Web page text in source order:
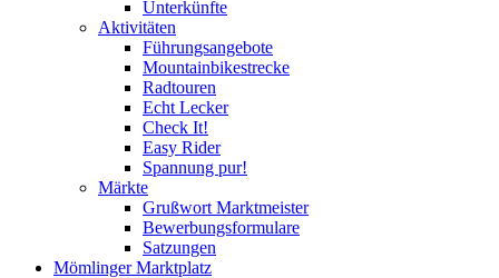
Unterkünfte
Aktivitäten
Führungsangebote
Mountainbikestrecke
Radtouren
Echt Lecker
Check It!
Easy Rider
Spannung pur!
Märkte
Grußwort Marktmeister
Bewerbungsformulare
Satzungen
Mömlinger Marktplatz